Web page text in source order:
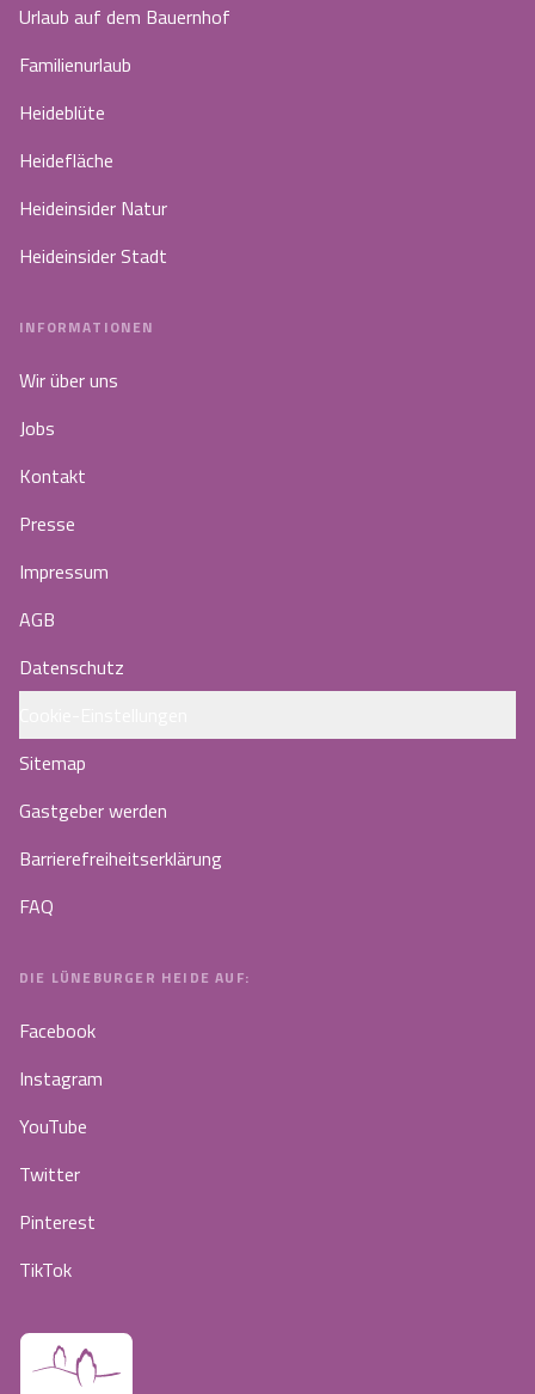
Urlaub auf dem Bauernhof
Familienurlaub
Heideblüte
Heidefläche
Heideinsider Natur
Heideinsider Stadt
INFORMATIONEN
Wir über uns
Jobs
Kontakt
Presse
Impressum
AGB
Datenschutz
Sitemap
Gastgeber werden
Barrierefreiheitserklärung
FAQ
DIE LÜNEBURGER HEIDE AUF:
Facebook
Instagram
YouTube
Twitter
Pinterest
TikTok